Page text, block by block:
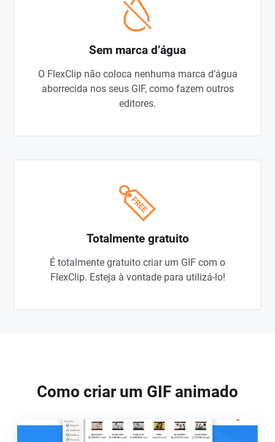
Sem marca d’água
O FlexClip não coloca nenhuma marca d’água
aborrecida nos seus GIF, como fazem outros
editores.
Totalmente gratuito
É totalmente gratuito criar um GIF com o
FlexClip. Esteja à vontade para utilizá-lo!
Como criar um GIF animado